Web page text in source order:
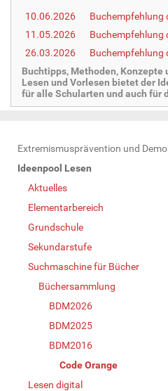
e
:
10.06.2026
Buchempfehlung
11.05.2026
Buchempfehlung
26.03.2026
Buchempfehlung
Buchtipps, Methoden, Konzepte
Lesen und Vorlesen bietet der
für alle Schularten und auch für
N
a
Extremismusprävention und
Ideenpool Lesen
Aktuelles
Elementarbereich
Grundschule
Sekundarstufe
Suchmaschine für Bücher
Büchersammlung
BDM2026
BDM2025
BDM2016
Code Orange
Lesen digital